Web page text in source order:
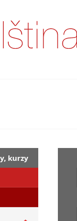
kurzy